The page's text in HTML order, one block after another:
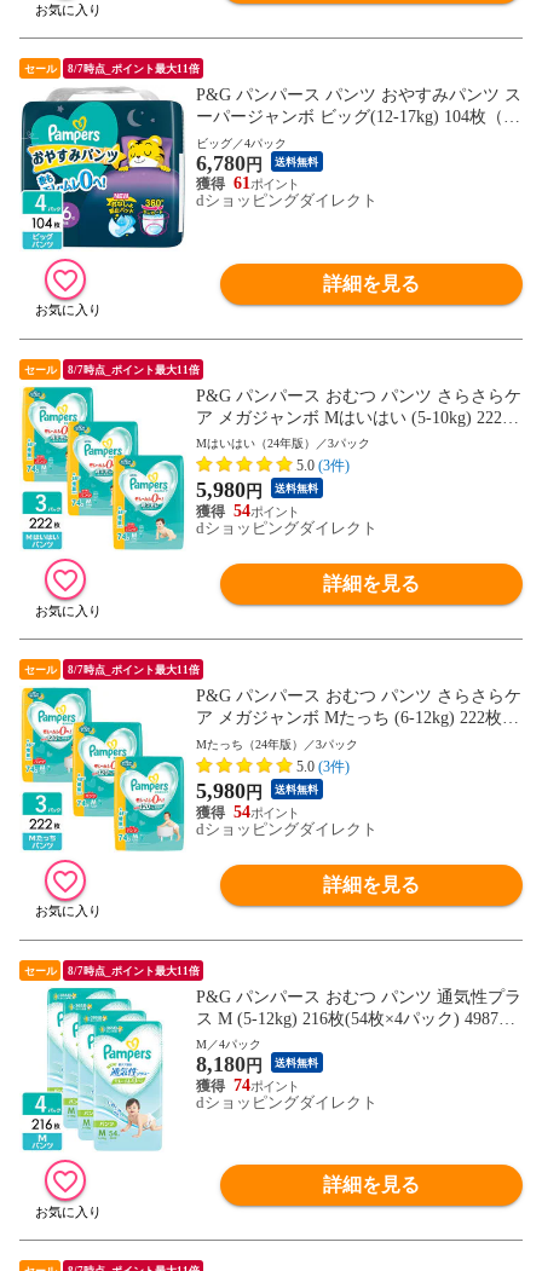
セール 8/7時点_ポイント最大11倍
P&G パンパース パンツ おやすみパンツ ス
ーパージャンボ ビッグ(12-17kg) 104枚（26
枚×4パック) 4987176207197
ビッグ／4パック
6,780円 送料無料
61
dショッピングダイレクト
詳細を見る
セール 8/7時点_ポイント最大11倍
P&G パンパース おむつ パンツ さらさらケ
ア メガジャンボ Mはいはい (5-10kg) 222枚
(74枚×3パック) 4987176207128
Mはいはい（24年版）／3パック
5.0 (3件)
5,980円 送料無料
54
dショッピングダイレクト
詳細を見る
セール 8/7時点_ポイント最大11倍
P&G パンパース おむつ パンツ さらさらケ
ア メガジャンボ Mたっち (6-12kg) 222枚(7
4枚×3パック) 4987176207210
Mたっち（24年版）／3パック
5.0 (3件)
5,980円 送料無料
54
dショッピングダイレクト
詳細を見る
セール 8/7時点_ポイント最大11倍
P&G パンパース おむつ パンツ 通気性プラ
ス M (5-12kg) 216枚(54枚×4パック) 498717
6238931
M／4パック
8,180円 送料無料
74
dショッピングダイレクト
詳細を見る